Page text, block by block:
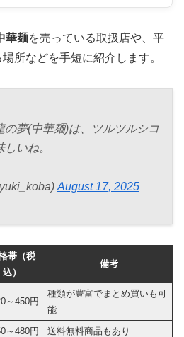
華麺を売っている取扱店や、平
所などを手短に紹介します。
の夢(中華麺)は、ツルツルシコ
いね。
August 17, 2025
帯（税
込）
備考
～450円
種類が豊富でまとめ買いも可
能
～480円
送料無料商品もあり